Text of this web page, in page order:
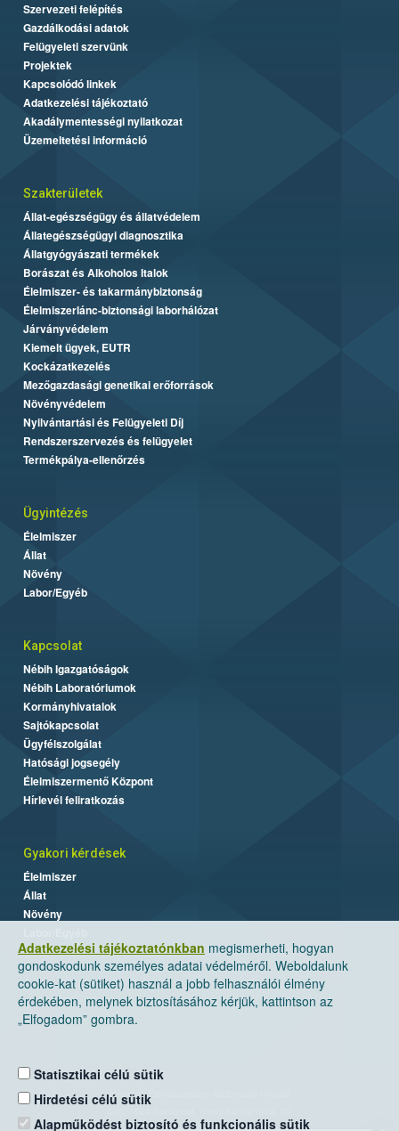
Adatkezelési tájékoztatónkban megismerheti, hogyan
gondoskodunk személyes adatai védelméről. Weboldalunk
cookie-kat (sütiket) használ a jobb felhasználói élmény
érdekében, melynek biztosításához kérjük, kattintson az
„Elfogadom” gombra.
Statisztikai célú sütik
Hirdetési célú sütik
Alapműködést biztosító és funkcionális sütik
Szervezeti felépítés
Gazdálkodási adatok
Felügyeleti szervünk
Projektek
Kapcsolódó linkek
Adatkezelési tájékoztató
Akadálymentességi nyilatkozat
Üzemeltetési információ
Szakterületek
Állat-egészségügy és állatvédelem
Állategészségügyi diagnosztika
Állatgyógyászati termékek
Borászat és Alkoholos Italok
Élelmiszer- és takarmánybiztonság
Élelmiszerlánc-biztonsági laborhálózat
Járványvédelem
Kiemelt ügyek, EUTR
Kockázatkezelés
Mezőgazdasági genetikai erőforrások
Növényvédelem
Nyilvántartási és Felügyeleti Díj
Rendszerszervezés és felügyelet
Termékpálya-ellenőrzés
Ügyintézés
Élelmiszer
Állat
Növény
Labor/Egyéb
Kapcsolat
Nébih Igazgatóságok
Nébih Laboratóriumok
Kormányhivatalok
Sajtókapcsolat
Ügyfélszolgálat
Hatósági jogsegély
Élelmiszermentő Központ
Hírlevél feliratkozás
Gyakori kérdések
Élelmiszer
Állat
Növény
Nemzeti Élelmiszerlánc-biztonsági Hivatal
Levelezési cím: 1525 Budapest. Pf. 30.